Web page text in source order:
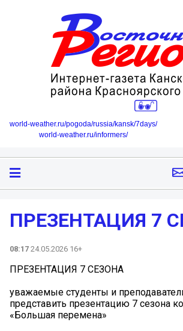
world-weather.ru/pogoda/russia/kansk/7days/
world-weather.ru/informers/
ПРЕЗЕНТАЦИЯ 7
08:17 24.05.2026 16+
ПРЕЗЕНТАЦИЯ 7 СЕЗОНА
уважаемые студенты и
представить презентацию 7 сезона
«Большая перемена»